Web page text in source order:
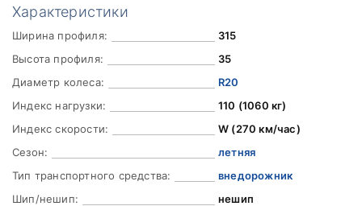
Характеристики
Ширина профиля:
315
Высота профиля:
35
Диаметр колеса:
R20
Индекс нагрузки:
110 (1060 кг)
Индекс скорости:
W (270 км/час)
Сезон:
летняя
Тип транспортного средства:
внедорожник
Шип/нешип:
нешип